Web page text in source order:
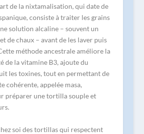
de la nixtamalisation, qui date de
consiste à traiter les grains
solution alcaline – souvent un
et de chaux – avant de les laver puis
méthode ancestrale améliore la
de la vitamine B3, ajoute du
les toxines, tout en permettant de
cohérente, appelée masa,
préparer une tortilla souple et
soi des tortillas qui respectent